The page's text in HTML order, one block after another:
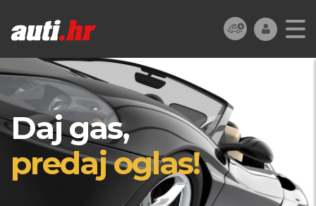
Daj gas,
predaj oglas!